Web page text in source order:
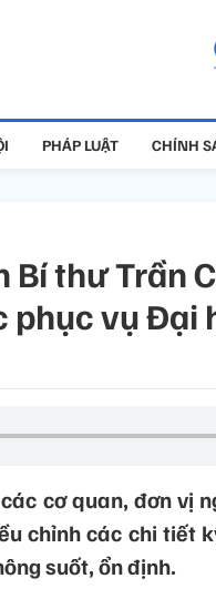
PHÁP LUẬT CHÍNH
thư Trần
vụ Đại
cơ quan, đơn vị
chỉnh các chi tiết
suốt, ổn định.